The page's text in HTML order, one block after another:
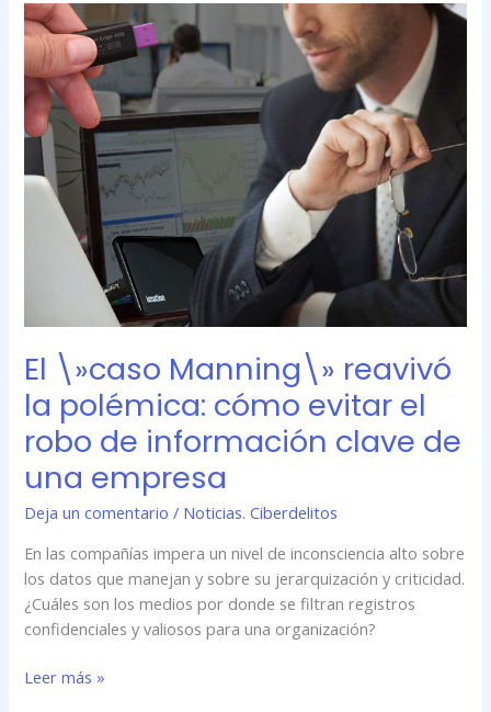
El \»caso Manning\» reavivó
la polémica: cómo evitar el
robo de información clave de
una empresa
Deja un comentario / Noticias. Ciberdelitos
En las compañías impera un nivel de inconsciencia alto sobre
los datos que manejan y sobre su jerarquización y criticidad.
¿Cuáles son los medios por donde se filtran registros
confidenciales y valiosos para una organización?
El
\»caso
Manning\»
reavivó
la
polémica:
cómo
evitar
información
una
empresa
Leer más »